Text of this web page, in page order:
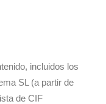
incluidos los
SL (a partir de
de CIF